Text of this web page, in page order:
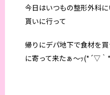
今日はいつもの整形外科
貰いに行って
帰りにデパ地下で食材を
に寄って来たぁ～ｯ(*´▽｀